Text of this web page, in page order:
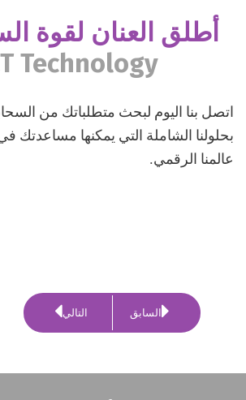
أطلق العنان لقوة
EICT Technology
اتصل بنا اليوم لبحث متطلباتك من
بحلولنا الشاملة التي يمكنها مساعدتك
عالمنا الرقمي.
السابق التالي